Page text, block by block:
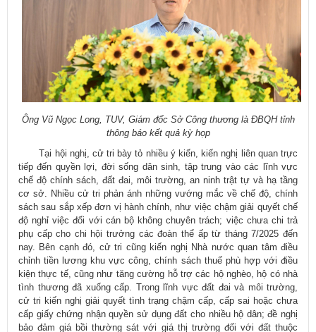
​Ông Vũ Ngọc Long, TUV, Giám đốc Sở Công thương là ĐBQH tỉnh
thông báo kết quả kỳ họp
Tại hội nghị, cử tri bày tỏ nhiều ý kiến, kiến nghị liên quan trực
tiếp đến quyền lợi, đời sống dân sinh, tập trung vào các lĩnh vực
chế độ chính sách, đất đai, môi trường, an ninh trật tự và hạ tầng
cơ sở. Nhiều cử tri phản ánh những vướng mắc về chế độ, chính
sách sau sắp xếp đơn vị hành chính, như việc chậm giải quyết chế
độ nghỉ việc đối với cán bộ không chuyên trách; việc chưa chi trả
phụ cấp cho chi hội trưởng các đoàn thể ấp từ tháng 7/2025 đến
nay. Bên cạnh đó, cử tri cũng kiến nghị Nhà nước quan tâm điều
chỉnh tiền lương khu vực công, chính sách thuế phù hợp với điều
kiện thực tế, cũng như tăng cường hỗ trợ các hộ nghèo, hộ có nhà
tình thương đã xuống cấp. Trong lĩnh vực đất đai và môi trường,
cử tri kiến nghị giải quyết tình trạng chậm cấp, cấp sai hoặc chưa
cấp giấy chứng nhận quyền sử dụng đất cho nhiều hộ dân; đề nghị
bảo đảm giá bồi thường sát với giá thị trường đối với đất thuộc